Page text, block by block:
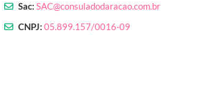
Sac: SAC@consuladodaracao.com.br
CNPJ: 05.899.157/0016-09